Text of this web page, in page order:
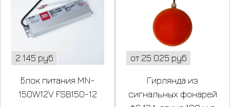
2 145 руб
Блок питания MN-
150W12V FSB150-12
от 25 025 руб
Гирлянда из
сигнальных фонарей